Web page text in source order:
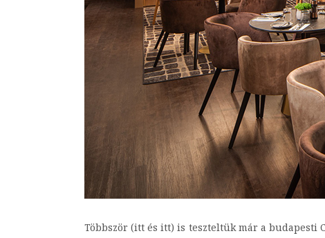
Többször (itt és itt) is teszteltük már a budapesti